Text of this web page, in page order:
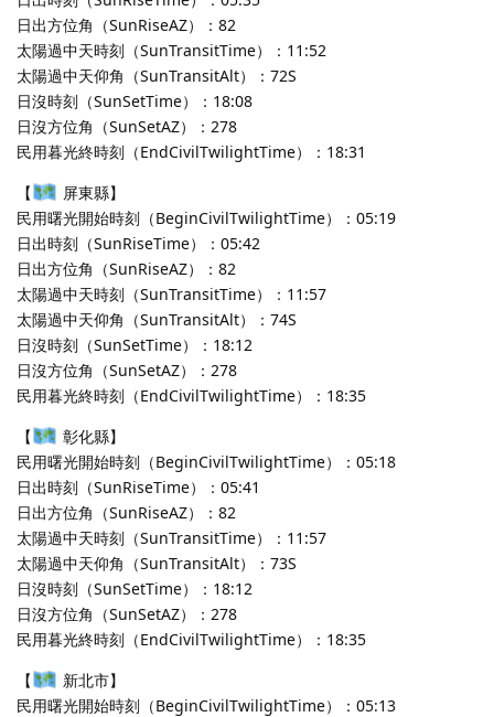
日出方位角（SunRiseAZ）：82
太陽過中天時刻（SunTransitTime）：11:52
太陽過中天仰角（SunTransitAlt）：72S
日沒時刻（SunSetTime）：18:08
日沒方位角（SunSetAZ）：278
民用暮光終時刻（EndCivilTwilightTime）：18:31
【
屏東縣】
民用曙光開始時刻（BeginCivilTwilightTime）：05:19
日出時刻（SunRiseTime）：05:42
日出方位角（SunRiseAZ）：82
太陽過中天時刻（SunTransitTime）：11:57
太陽過中天仰角（SunTransitAlt）：74S
日沒時刻（SunSetTime）：18:12
日沒方位角（SunSetAZ）：278
民用暮光終時刻（EndCivilTwilightTime）：18:35
【
彰化縣】
民用曙光開始時刻（BeginCivilTwilightTime）：05:18
日出時刻（SunRiseTime）：05:41
日出方位角（SunRiseAZ）：82
太陽過中天時刻（SunTransitTime）：11:57
太陽過中天仰角（SunTransitAlt）：73S
日沒時刻（SunSetTime）：18:12
日沒方位角（SunSetAZ）：278
民用暮光終時刻（EndCivilTwilightTime）：18:35
【
新北市】
民用曙光開始時刻（BeginCivilTwilightTime）：05:13